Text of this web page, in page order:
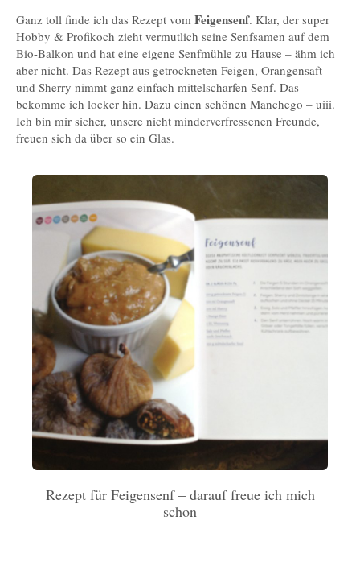
Ganz toll finde ich das Rezept vom Feigensenf. Klar, der super
Hobby & Profikoch zieht vermutlich seine Senfsamen auf dem
Bio-Balkon und hat eine eigene Senfmühle zu Hause – ähm ich
aber nicht. Das Rezept aus getrockneten Feigen, Orangensaft
und Sherry nimmt ganz einfach mittelscharfen Senf. Das
bekomme ich locker hin. Dazu einen schönen Manchego – uiii.
Ich bin mir sicher, unsere nicht minderverfressenen Freunde,
freuen sich da über so ein Glas.
Rezept für Feigensenf – darauf freue ich mich
schon